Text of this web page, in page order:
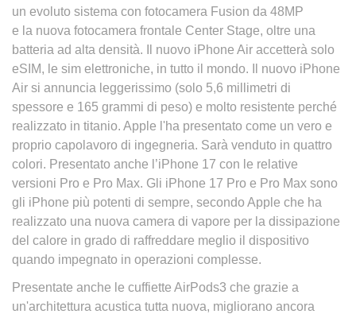
un evoluto sistema con fotocamera Fusion da 48MP
e la nuova fotocamera frontale Center Stage, oltre una
batteria ad alta densità. Il nuovo iPhone Air accetterà solo
eSIM, le sim elettroniche, in tutto il mondo. Il nuovo iPhone
Air si annuncia leggerissimo (solo 5,6 millimetri di
spessore e 165 grammi di peso) e molto resistente perché
realizzato in titanio. Apple l'ha presentato come un vero e
proprio capolavoro di ingegneria. Sarà venduto in quattro
colori. Presentato anche l’iPhone 17 con le relative
versioni Pro e Pro Max. Gli iPhone 17 Pro e Pro Max sono
gli iPhone più potenti di sempre, secondo Apple che ha
realizzato una nuova camera di vapore per la dissipazione
del calore in grado di raffreddare meglio il dispositivo
quando impegnato in operazioni complesse.
Presentate anche le cuffiette AirPods3 che grazie a
un'architettura acustica tutta nuova, migliorano ancora